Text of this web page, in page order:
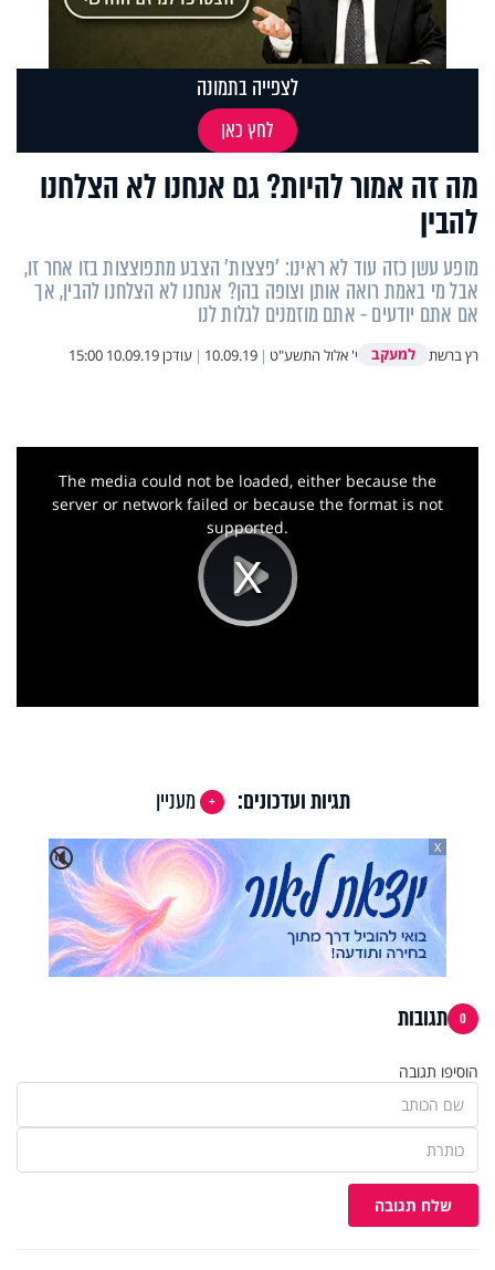
מה זה אמור להיות? גם אנחנו לא הצלחנו
להבין
מופע עשן כזה עוד לא ראינו: 'פצצות' הצבע מתפוצצות בזו אחר זו,
אבל מי באמת רואה אותן וצופה בהן? אנחנו לא הצלחנו להבין, אך
אם אתם יודעים - אתם מוזמנים לגלות לנו
רץ ברשת למעקב י' אלול התשע"ט |
10.09.19
| עודכן10.09.19 15:00
לצפייה בתמונה
לחץ כאן
Play
The media could not be loaded, either because the
server or network failed or because the format is not
supported.
תגיות ועדכונים:
מעניין
🔇
X
0 תגובות
הוסיפו תגובה
שלח תגובה